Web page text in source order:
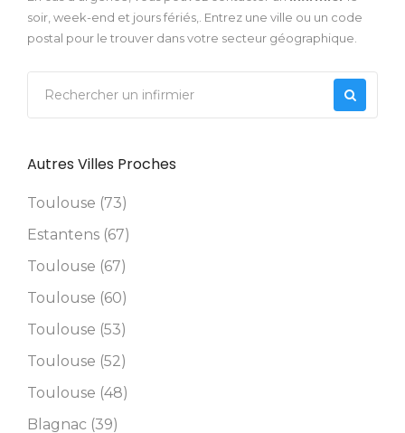
soir, week-end et jours fériés,. Entrez une ville ou un code
postal pour le trouver dans votre secteur géographique.
Autres Villes Proches
Toulouse (73)
Estantens (67)
Toulouse (67)
Toulouse (60)
Toulouse (53)
Toulouse (52)
Toulouse (48)
Blagnac (39)